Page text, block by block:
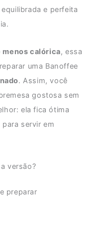
e perfeita
calórica, essa
uma Banoffee
. Assim, você
gostosa sem
ela fica ótima
servir em
versão?
preparar